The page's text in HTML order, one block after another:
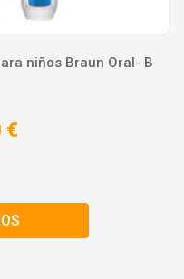
niños Braun Oral- B
€